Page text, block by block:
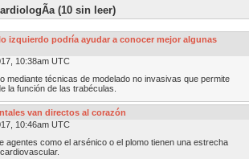
(10 sin leer)
izquierdo podría ayudar a conocer mejor algunas
10:38am UTC
mediante técnicas de modelado no invasivas que permite
la función de las trabéculas.
van directos al corazón
10:46am UTC
agentes como el arsénico o el plomo tienen una estrecha